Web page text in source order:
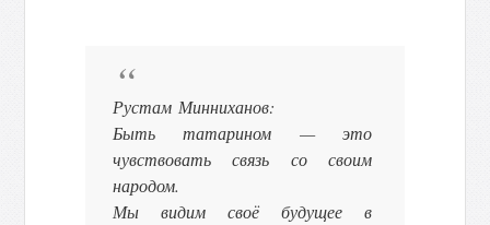
Рустам Минниханов:
Быть татарином — это
чувствовать связь со своим
народом.
Мы видим своё будущее в